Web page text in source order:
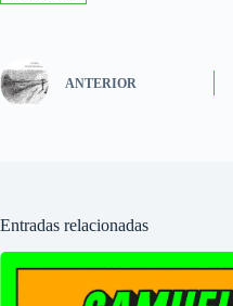
ANTERIOR
Entradas relacionadas